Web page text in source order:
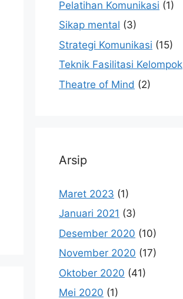
Pelatihan Komunikasi (1)
Sikap mental (3)
Strategi Komunikasi (15)
Teknik Fasilitasi Kelompok
Theatre of Mind (2)
Arsip
Maret 2023 (1)
Januari 2021 (3)
Desember 2020 (10)
November 2020 (17)
Oktober 2020 (41)
Mei 2020 (1)